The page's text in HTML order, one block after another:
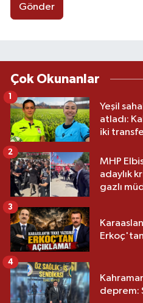
Gönder
Çok Okunanlar
Yeşil
atladı:
iki
1
MHP
adaylık
gazlı
2
3
deprem:
4